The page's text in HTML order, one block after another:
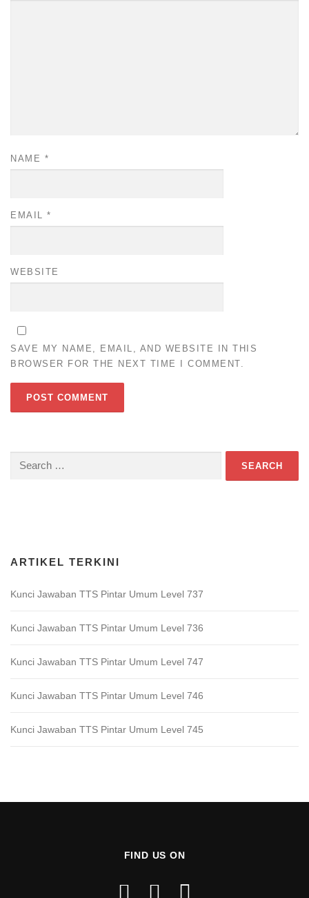
NAME *
EMAIL *
WEBSITE
SAVE MY NAME, EMAIL, AND WEBSITE IN THIS
BROWSER FOR THE NEXT TIME I COMMENT.
Search
ARTIKEL TERKINI
Kunci Jawaban TTS Pintar Umum Level 737
Kunci Jawaban TTS Pintar Umum Level 736
Kunci Jawaban TTS Pintar Umum Level 747
Kunci Jawaban TTS Pintar Umum Level 746
Kunci Jawaban TTS Pintar Umum Level 745
FIND US ON